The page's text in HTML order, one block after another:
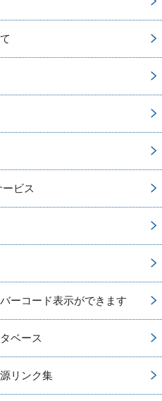
ビス
ーコード表示ができます
ベース
リンク集